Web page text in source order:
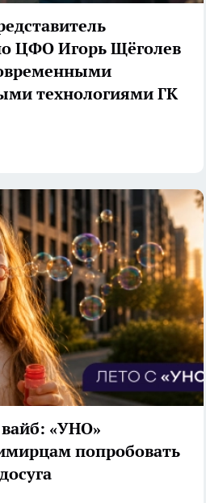
ЦФО Игорь Щёголев
технологиями ГК
«УНО»
попробовать